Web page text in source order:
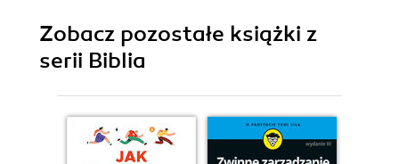
Zobacz pozostałe książki z
serii Biblia